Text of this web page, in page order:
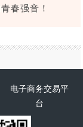
春强音！
电子商务交易平
台